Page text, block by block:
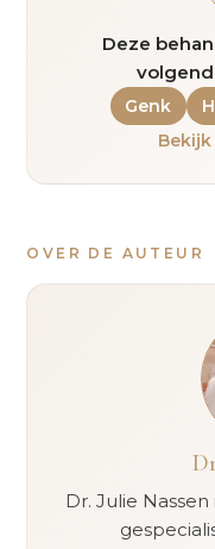
Deze
Genk
OVER DE AUTEUR
Dr. Julie